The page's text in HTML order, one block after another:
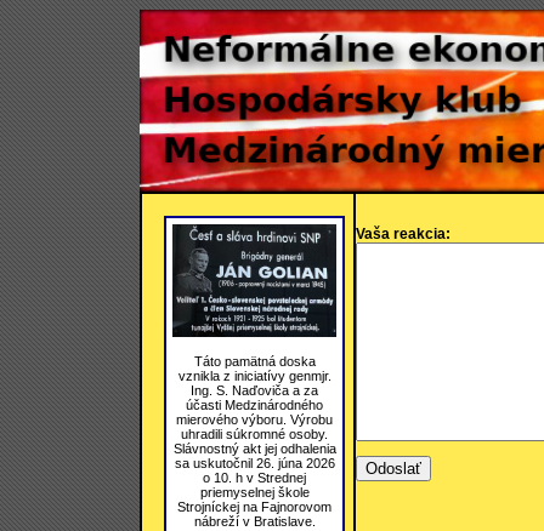
Táto pamätná doska
vznikla z iniciatívy genmjr.
Ing. S. Naďoviča a za
účasti Medzinárodného
mierového výboru. Výrobu
uhradili súkromné osoby.
Slávnostný akt jej odhalenia
sa uskutočnil 26. júna 2026
o 10. h v Strednej
priemyselnej škole
Strojníckej na Fajnorovom
nábreží v Bratislave.
Vaša reakcia: